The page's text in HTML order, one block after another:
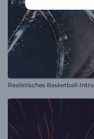
Realistisches Basketball-Intro